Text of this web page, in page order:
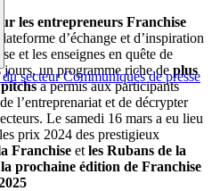
secteur Communiqués de presse
les entrepreneurs Franchise
d’échange et d’inspiration
et les enseignes en quête de
un programme riche de plus
a permis aux participants
l’entreprenariat et de décrypter
Le samedi 16 mars a eu lieu
prix 2024 des prestigieux
Franchise et les Rubans de la
la prochaine édition de Franchise